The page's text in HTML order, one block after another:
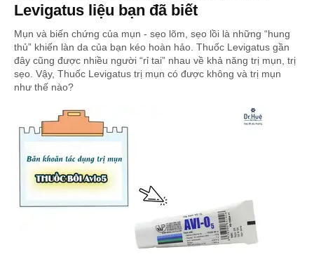
Levigatus liệu bạn đã biết
Mụn và biến chứng của mụn - sẹo lõm, sẹo lồi là những “hung
thủ” khiến làn da của bạn kéo hoàn hảo. Thuốc Levigatus gần
đây cũng được nhiều người “rỉ tai” nhau về khả năng trị mụn, trị
sẹo. Vậy, Thuốc Levigatus trị mụn có được không và trị mụn
như thế nào?